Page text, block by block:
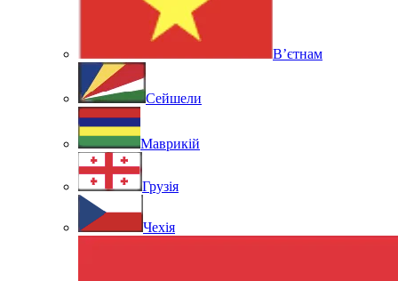
В’єтнам
Сейшели
Маврикій
Грузія
Чехія